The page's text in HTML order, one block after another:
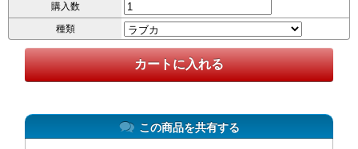
購入数
種類
この商品を共有する